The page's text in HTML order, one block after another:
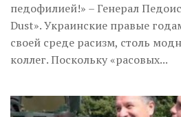
педофилией!» – Генерал
Dust». Украинские правые
своей среде расизм, столь
коллег. Поскольку «расовых...